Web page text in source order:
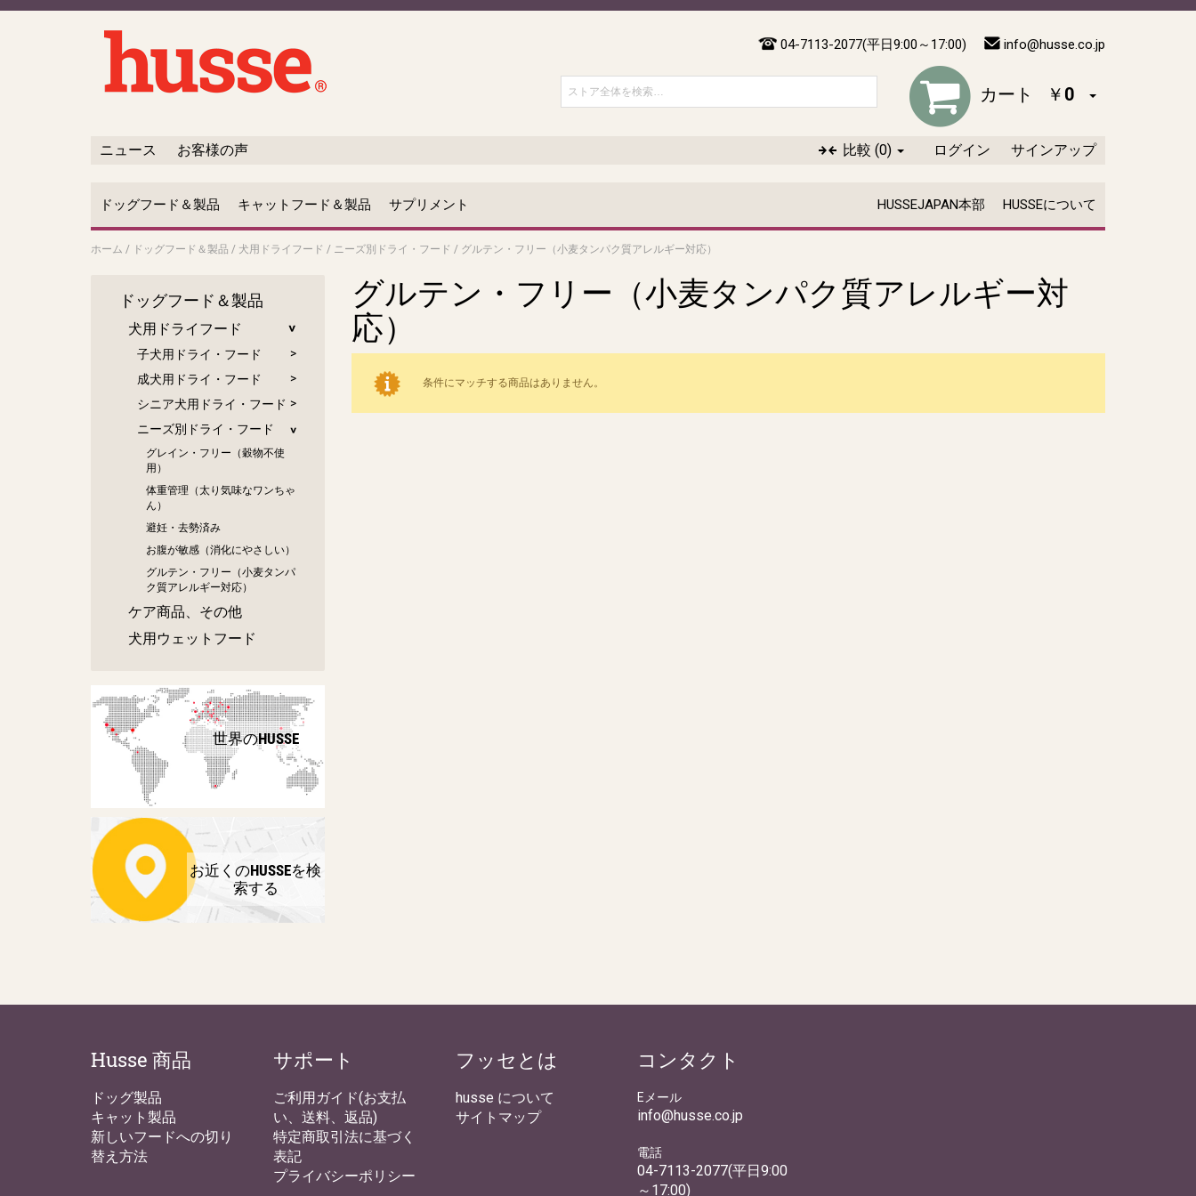
04-7113-2077(平日9:00～17:00) info@husse.co.jp
カート ￥0
比較 (0) ログイン サインアップ
ニュース お客様の声
ドッグフード＆製品 キャットフード＆製品 サプリメント HUSSEJAPAN本部 HUSSEについて
ホーム / ドッグフード＆製品 / 犬用ドライフード / ニーズ別ドライ・フード / グルテン・フリー（小麦タンパク質アレルギー対応）
グルテン・フリー（小麦タンパク質アレルギー対
応）
条件にマッチする商品はありません。
ドッグフード＆製品
犬用ドライフード
子犬用ドライ・フード
成犬用ドライ・フード
シニア犬用ドライ・フード
ニーズ別ドライ・フード
グレイン・フリー（穀物不使
用）
体重管理（太り気味なワンちゃ
ん）
避妊・去勢済み
お腹が敏感（消化にやさしい）
グルテン・フリー（小麦タンパ
ク質アレルギー対応）
ケア商品、その他
犬用ウェットフード
世界のHUSSE
お近くのHUSSEを検
索する
Husse 商品
ドッグ製品
キャット製品
新しいフードへの切り
替え方法
サポート
ご利用ガイド(お支払
い、送料、返品)
特定商取引法に基づく
表記
プライバシーポリシー
フッセとは
husse について
サイトマップ
コンタクト
Eメール
info@husse.co.jp
電話
04-7113-2077(平日9:00
～17:00)